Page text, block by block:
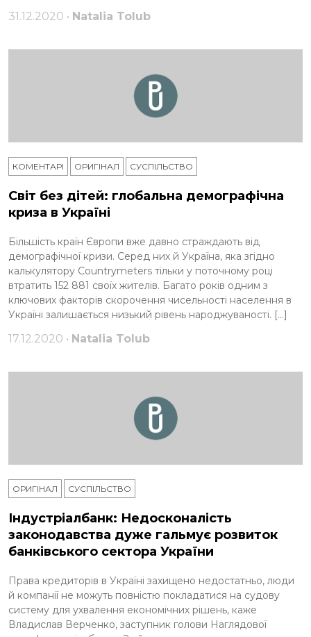
31.12.2020 • Natalia Tolub
КОМЕНТАРІ ОРИГІНАЛ СУСПІЛЬСТВО
Світ без дітей: глобальна демографічна
криза в Україні
Більшість країн Європи вже давно страждають від
демографічної кризи. Серед них й Україна, яка згідно
калькулятору Countrymeters тільки у поточному році
втратить 152 881 своїх жителів. Багато років одним з
ключових факторів скорочення чисельності населення в
Україні залишається низький рівень народжуваності. […]
17.12.2020 • Natalia Tolub
ОРИГІНАЛ СУСПІЛЬСТВО
Індустріалбанк: Недосконалість
законодавства дуже гальмує розвиток
банківського сектора України
Права кредиторів в Україні захищено недостатньо, люди
й компанії не можуть повністю покладатися на судову
систему для ухвалення економічних рішень, каже
Владислав Верченко, заступник голови Наглядової